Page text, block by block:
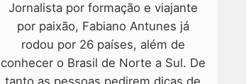
Jornalista por formação e viajante
por paixão, Fabiano Antunes já
rodou por 26 países, além de
conhecer o Brasil de Norte a Sul. De
tanto as pessoas pedirem dicas de